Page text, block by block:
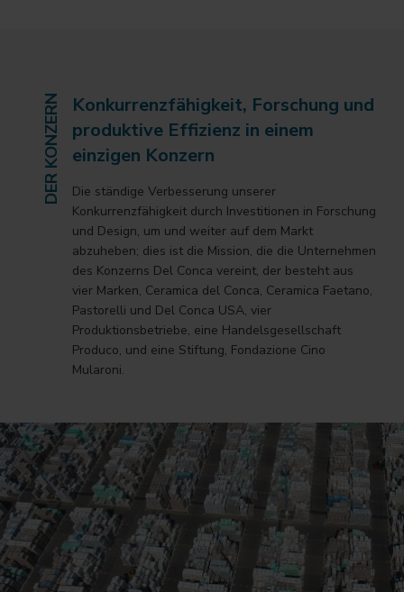
DER KONZERN
Konkurrenzfähigkeit, Forschung und
produktive Effizienz in einem
einzigen Konzern
Die ständige Verbesserung unserer
Konkurrenzfähigkeit durch Investitionen in Forschung
und Design, um und weiter auf dem Markt
abzuheben; dies ist die Mission, die die Unternehmen
des Konzerns Del Conca vereint, der besteht aus
vier Marken, Ceramica del Conca, Ceramica Faetano,
Pastorelli und Del Conca USA, vier
Produktionsbetriebe, eine Handelsgesellschaft
Produco, und eine Stiftung, Fondazione Cino
Mularoni.